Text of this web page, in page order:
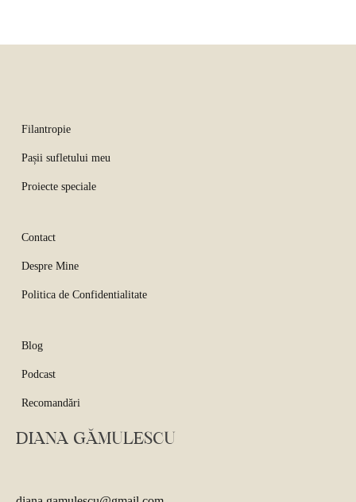
Filantropie
Pașii sufletului meu
Proiecte speciale
Contact
Despre Mine
Politica de Confidentialitate
Blog
Podcast
Recomandări
DIANA GĂMULESCU